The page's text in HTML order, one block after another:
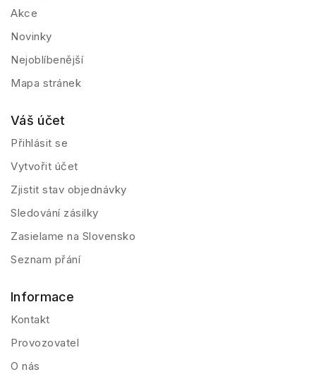
Akce
Novinky
Nejoblíbenější
Mapa stránek
Váš účet
Přihlásit se
Vytvořit účet
Zjistit stav objednávky
Sledování zásilky
Zasielame na Slovensko
Seznam přání
Informace
Kontakt
Provozovatel
O nás